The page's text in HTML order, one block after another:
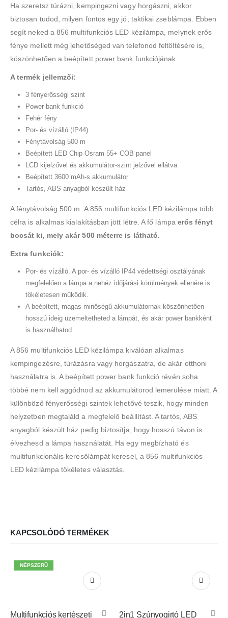
Ha szeretsz túrázni, kempingezni vagy horgászni, akkor
biztosan tudod, milyen fontos egy jó, taktikai zseblámpa. Ebben
segít neked a 856 multifunkciós LED kézilámpa, melynek erős
fénye mellett még lehetőséged van telefonod feltöltésére is,
köszönhetően a beépített power bank funkciójának.
A termék jellemzői:
3 fényerősségi szint
Power bank funkció
Fehér fény
Por- és vízálló (IP44)
Fénytávolság 500 m
Beépített LED Chip Osram 55+ COB panel
LCD kijelzővel és akkumulátor-szint jelzővel ellátva
Beépített 3600 mAh-s akkumulátor
Tartós, ABS anyagból készült ház
A fénytávolság 500 m. A 856 multifunkciós LED kézilámpa több
célra is alkalmas kialakításban jött létre. A fő lámpa erős fényt
bocsát ki, mely akár 500 méterre is látható.
Extra funkciók:
Por- és vízálló. A por- és vízálló IP44 védettségi osztályának
megfelelően a lámpa a nehéz időjárási körülmények ellenére is
tökéletesen működik.
A beépített, magas minőségű akkumulátornak köszönhetően
hosszú ideig üzemeltetheted a lámpát, és akár power bankként
is használhatod
A 856 multifunkciós LED kézilámpa kiválóan alkalmas
kempingezésre, túrázásra vagy horgászatra, de akár otthoni
használatra is. A beépített power bank funkció révén soha
többé nem kell aggódnod az akkumulátorod lemerülése miatt. A
különböző fényerősségi szintek lehetővé teszik, hogy minden
helyzetben megtaláld a megfelelő beállítást. A tartós, ABS
anyagból készült ház pedig biztosítja, hogy hosszú távon is
élvezhesd a lámpa használatát. Ha egy megbízható és
multifunkcionális keresőlámpát keresel, a 856 multifunkciós
LED kézilámpa tökéletes választás.
KAPCSOLÓDÓ TERMÉKEK
NÉPSZERŰ
Multifunkciós kertészeti
2in1 Szúnyogirtó LED